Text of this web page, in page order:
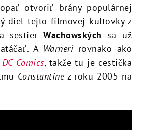
otvoriť brány populárnej
diel tejto filmovej kultovky z
sestierWachowských sa už
A Warneri rovnako ako
DC Comics, takže tu je cestička
Constantinez roku 2005 na